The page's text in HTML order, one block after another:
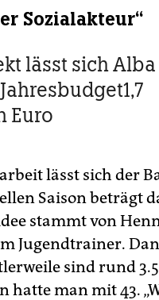
Sozialakteur“
lässt sich
Euro
lässt sich der
Saison beträgt
stammt von
Jugendtrainer.
sind rund
hatte man mit 43.